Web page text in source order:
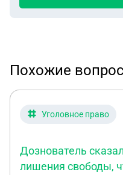
Похожие
Уголовное право
Дознователь
лишения свободы,